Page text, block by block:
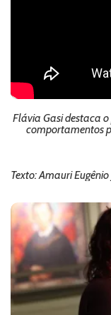
Flávia Gasi destaca
comportamentos
Texto: Amauri Eugênio